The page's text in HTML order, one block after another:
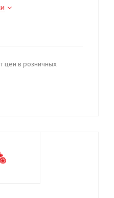
цен в розничных